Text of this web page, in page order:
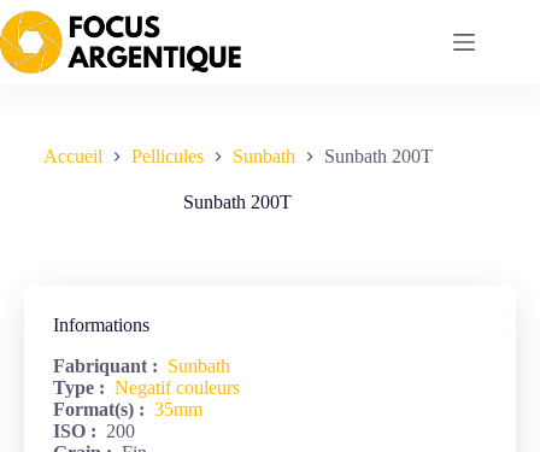
Passer
au
contenu
Accueil Pellicules Sunbath Sunbath 200T
Sunbath 200T
Informations
Fabriquant : Sunbath
Type : Negatif couleurs
Format(s) : 35mm
ISO : 200